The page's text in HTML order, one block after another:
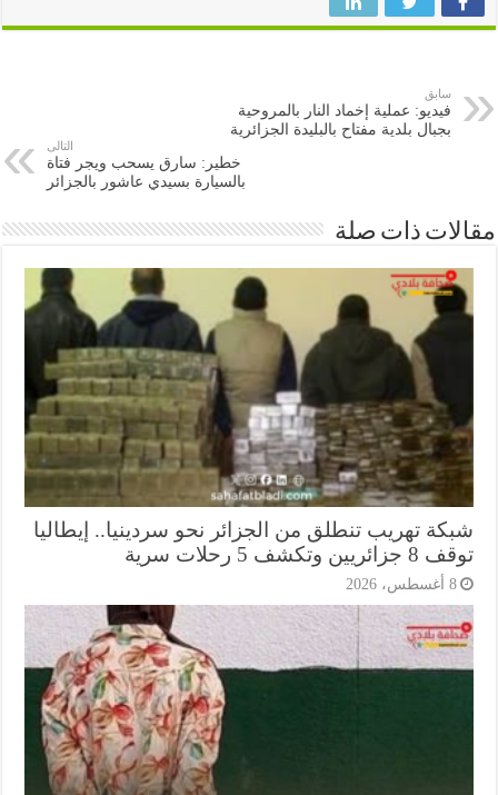
فيديو: عملية إخماد النار بالمروحية
بجبال بلدية مفتاح بالبليدة الجزائرية
خطير: سارق يسحب ويجر فتاة
بالسيارة بسيدي عاشور بالجزائر
ذات صلة
تهريب تنطلق من الجزائر نحو سردينيا.. إيطاليا
وتكشف 5 رحلات سرية